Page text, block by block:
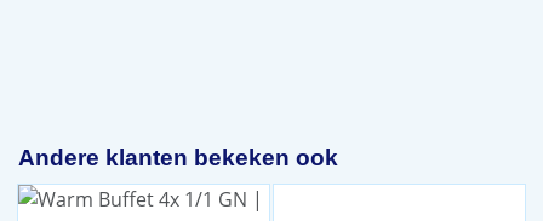
Andere klanten bekeken ook